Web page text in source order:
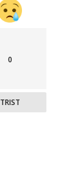
0
TRIST